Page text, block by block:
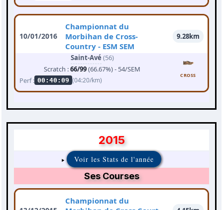
10/01/2016
Championnat du
Morbihan de Cross-
Country - ESM SEM
9.28km
Saint-Avé (56)
Scratch :66/99(66.67%) - 54/SEM
Perf : 00:40:09 (04:20/km)
CROSS
2015
Voir les Stats de l'année
Ses Courses
Championnat du